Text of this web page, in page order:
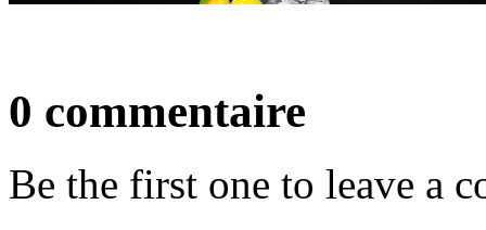
0 commentaire
Be the first one to leave a